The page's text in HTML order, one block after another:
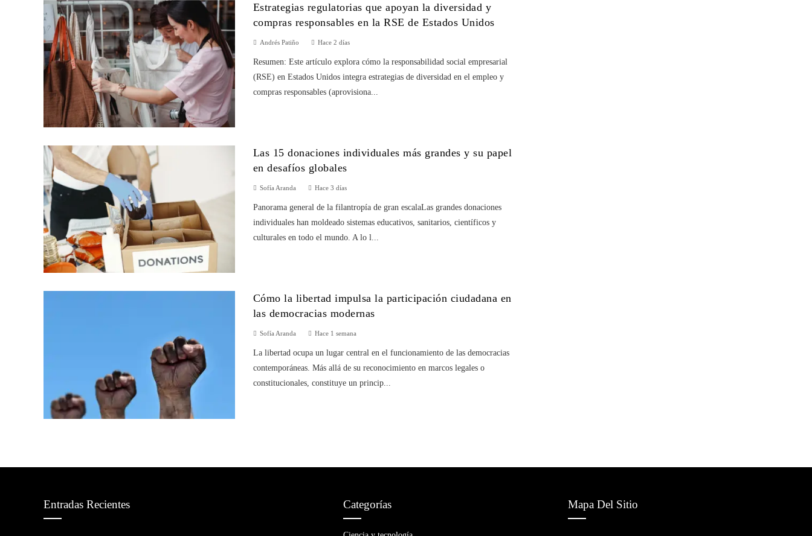
Estrategias regulatorias que apoyan la diversidad y
compras responsables en la RSE de Estados Unidos
Andrés Patiño Hace 2 días
Resumen: Este artículo explora cómo la responsabilidad social empresarial
(RSE) en Estados Unidos integra estrategias de diversidad en el empleo y
compras responsables (aprovisiona...
Las 15 donaciones individuales más grandes y su papel
en desafíos globales
Sofía Aranda Hace 3 días
Panorama general de la filantropía de gran escalaLas grandes donaciones
individuales han moldeado sistemas educativos, sanitarios, científicos y
culturales en todo el mundo. A lo l...
Cómo la libertad impulsa la participación ciudadana en
las democracias modernas
Sofía Aranda Hace 1 semana
La libertad ocupa un lugar central en el funcionamiento de las democracias
contemporáneas. Más allá de su reconocimiento en marcos legales o
constitucionales, constituye un princip...
Entradas Recientes Categorías Mapa Del Sitio